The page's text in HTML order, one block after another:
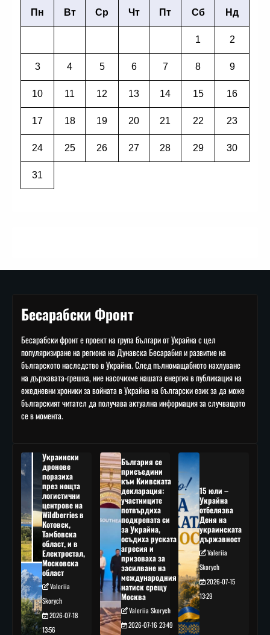
Пн Вт Ср Чт Пт Сб Нд
1 2
3 4 5 6 7 8 9
10 11 12 13 14 15 16
17 18 19 20 21 22 23
24 25 26 27 28 29 30
31
Бесарабски Фронт
Бесарабски фронт е проект на група българи от Украйна с цел
популяризиране на региона на Дунавска Бесарабия и развитие на
българското наследство в Украйна. След пълномащабното нахлуване
на държавата-грешка, ние насочихме нашата енергия в публикация на
ежедневни хроники за войната в Украйна на български език за да може
българският читател да получава актуална информация за случващото
се в момента.
Украински
дронове
поразиха
през нощта
логистични
центрове на
Wildberries в
Котовск,
Тамбовска
област, и в
Електростал,
Московска
област
Valeriia
Skorych
2026-07-18
13:56
България се
присъедини
към Киивската
декларация:
участниците
потвърдиха
подкрепата си
за Украйна,
осъдиха руската
агресия и
призоваха за
засилване на
международния
натиск срещу
Москва
Valeriia Skorych
2026-07-16 23:49
15 юли –
Украйна
отбелязва
Деня на
украинската
държавност
Valeriia
Skorych
2026-07-15
13:29